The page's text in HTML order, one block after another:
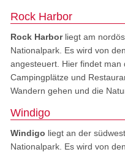
Rock Harbor
Rock Harborliegt am
Nationalpark. Es wird von
angesteuert. Hier findet man
Campingplätze und
Wandern gehen und die
Windigo
Windigo liegt an der
Nationalpark. Es wird von